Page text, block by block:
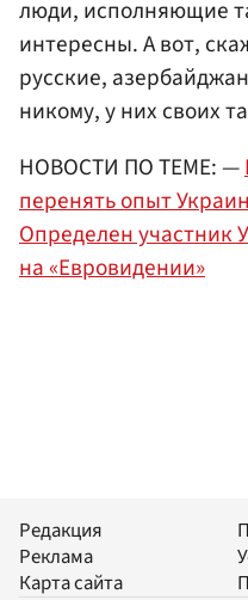
люди, исполняющие
интересны. А вот,
русские,
никому, у них своих
НОВОСТИ ПО ТЕМЕ: —
перенять опыт
Определен участник
на «Евровидении»
Редакция
Реклама
Карта сайта